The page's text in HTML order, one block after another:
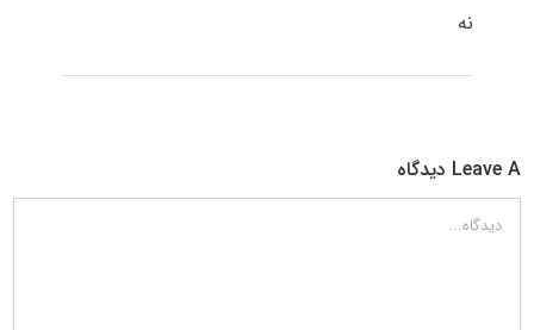
نه
Leave A دیدگاه
دیدگاه